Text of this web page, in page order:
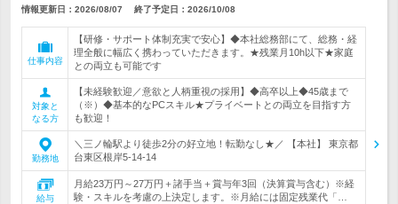
情報更新日：2026/08/07 終了予定日： 2026/10/08
仕事内容
【研修・サポート体制充実で安心】◆本社総務部にて、総務・経
理全般に幅広く携わっていただきます。★残業月10h以下★家庭
との両立も可能です
対象と
なる方
【未経験歓迎／意欲と人柄重視の採用】◆高卒以上◆45歳まで
（※）◆基本的なPCスキル★プライベートとの両立を目指す方
も歓迎！
勤務地
＼三ノ輪駅より徒歩2分の好立地！転勤なし★／ 【本社】 東京都
台東区根岸5-14-14
給与
月給23万円～27万円＋諸手当＋賞与年3回（決算賞与含む）※経
験・スキルを考慮の上決定します。※月給には固定残業代「…